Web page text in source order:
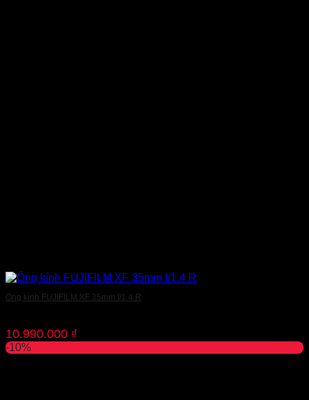
Ống kính FUJIFILM XF 35mm f/1.4 R
10.990.000 ₫
-10%